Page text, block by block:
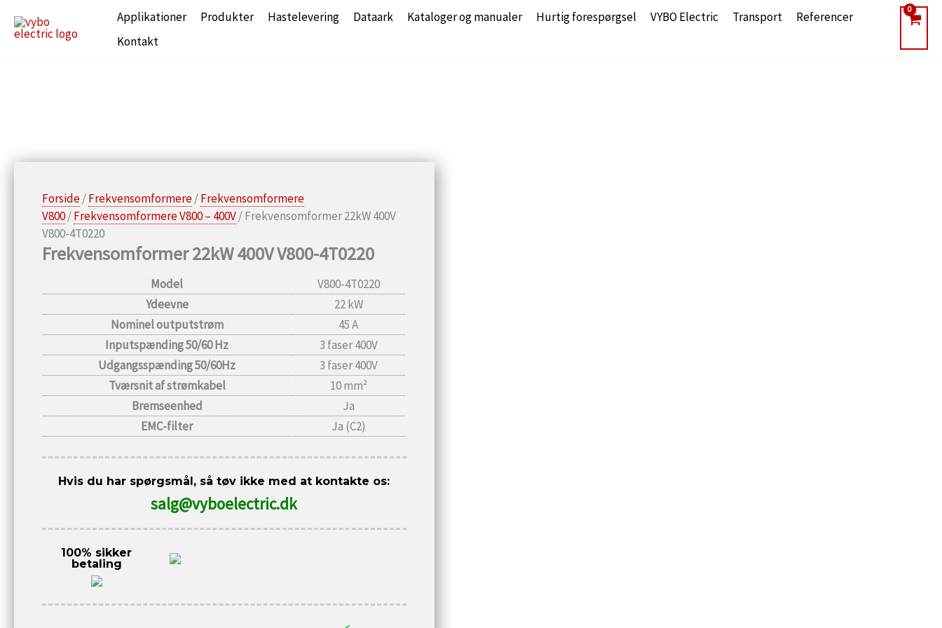
Applikationer Produkter Hastelevering Dataark Kataloger og manualer Hurtig forespørgsel VYBO Electric Transport
Referencer
Kontakt
Forside/Frekvensomformere/Frekvensomformere
V800/Frekvensomformere V800 – 400V/ Frekvensomformer 22kW 400V
V800-4T0220
Frekvensomformer 22kW 400V V800-4T0220
Model
V800-4T0220
Ydeevne
22 kW
Nominel outputstrøm
45 A
Inputspænding 50/60 Hz
3 faser 400V
Udgangsspænding 50/60Hz
3 faser 400V
Tværsnit af strømkabel
10 mm²
Bremseenhed
Ja
EMC-filter
Ja (C2)
Hvis du har spørgsmål, så tøv ikke med at kontakte os:
salg@vyboelectric.dk
100% sikker
betaling